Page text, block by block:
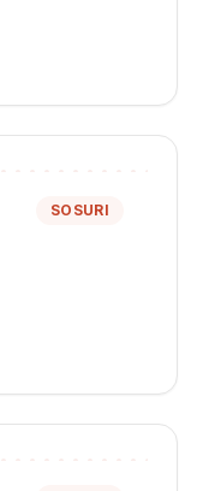
SOSURI